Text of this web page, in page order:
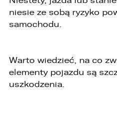
niesie ze sobą ryzyko
samochodu.
Warto wiedzieć, na co
elementy pojazdu są
uszkodzenia.
SKOPIUJ LINK